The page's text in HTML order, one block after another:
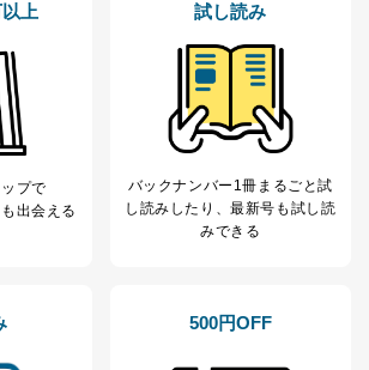
上
プで
出会える
試し読み
バックナンバー1冊まるごと試
し読み したり、最新号も試し読
みできる
500円OFF